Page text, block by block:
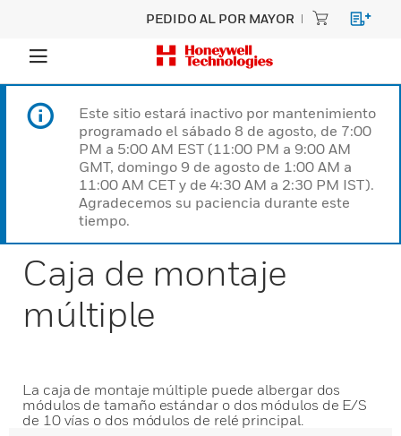
PEDIDO AL POR MAYOR
Este sitio estará inactivo por mantenimiento
programado el sábado 8 de agosto, de 7:00
PM a 5:00 AM EST (11:00 PM a 9:00 AM
GMT, domingo 9 de agosto de 1:00 AM a
11:00 AM CET y de 4:30 AM a 2:30 PM IST).
Agradecemos su paciencia durante este
tiempo.
Caja de montaje
múltiple
La caja de montaje múltiple puede albergar dos
módulos de tamaño estándar o dos módulos de E/S
de 10 vías o dos módulos de relé principal.